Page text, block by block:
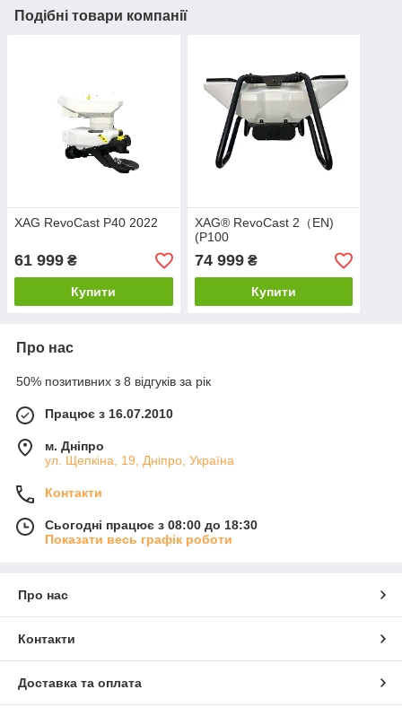
Подібні товари компанії
XAG RevoCast P40 2022
61 999 ₴
Купити
XAG® RevoCast 2（EN)
(P100
74 999₴
Купити
Про нас
50% позитивних з 8 відгуків за рік
Працює з 16.07.2010
м. Дніпро
ул. Щепкіна, 19, Дніпро, Україна
Контакти
Сьогодні працює з 08:00 до 18:30
Показати весь графік роботи
Про нас
Контакти
Доставка та оплата